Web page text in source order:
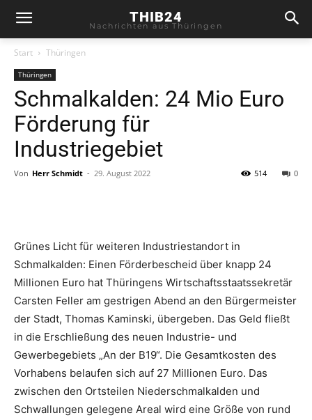
THIB24
Nachrichten aus Thüringen
Start Thüringen
Thüringen
Schmalkalden: 24 Mio Euro
Förderung für
Industriegebiet
Von Herr Schmidt - 29. August 2022 0
514
Grünes Licht für weiteren Industriestandort in
Schmalkalden: Einen Förderbescheid über knapp 24
Millionen Euro hat Thüringens Wirtschaftsstaatssekretär
Carsten Feller am gestrigen Abend an den Bürgermeister
der Stadt, Thomas Kaminski, übergeben. Das Geld fließt
in die Erschließung des neuen Industrie- und
Gewerbegebiets „An der B19“. Die Gesamtkosten des
Vorhabens belaufen sich auf 27 Millionen Euro. Das
zwischen den Ortsteilen Niederschmalkalden und
Schwallungen gelegene Areal wird eine Größe von rund